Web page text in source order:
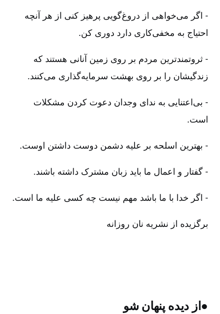
- اگر می‌خواهی از دروغ‌گویی پرهیز کنی از هر آنچه
احتیاج به مخفی‌کاری دارد دوری کن.
- ثروتمند‌ترین مردم بر روی زمین آنانی هستند که
زندگیشان را بر روی بهشت سرمایه‌گذاری می‌کنند.
- بی‌اعتنایی به ندای وجدان دعوت کردن مشکلات
است.
- بهترین اسلحه بر علیه دشمن دوست داشتن اوست.
- گفتار و اعمال ما باید زبان مشترک داشته باشند.
- اگر خدا با ما باشد مهم نیست چه کسی علیه ما است.
برگزیده از نشریه نان روزانه
●از دیده پنهان شو